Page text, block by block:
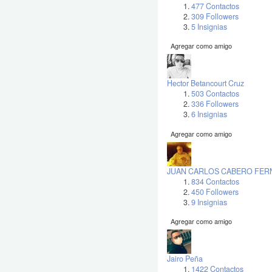
477 Contactos
309 Followers
5 Insignias
Agregar como amigo
Hector Betancourt Cruz
503 Contactos
336 Followers
6 Insignias
Agregar como amigo
JUAN CARLOS CABERO
834 Contactos
450 Followers
9 Insignias
Agregar como amigo
Jairo Peña
1422 Contactos